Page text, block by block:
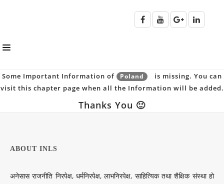
HOME
NEWS
Some Important Information of Poland
is missing. You can
visit this chapter page when all the Information will be added.
Thanks You 🙂
ABOUT INLS
अनेसास राजनीति निरपेक्ष, धर्मनिरपेक्ष, लाभनिरपेक्ष, साहित्यिक तथा शैक्षिक संस्था हो